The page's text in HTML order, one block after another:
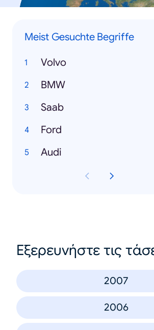
Meist Gesuchte Begriffe
Volvo
BMW
Saab
Ford
Audi
Εξερευνήστε τις
2007
2006